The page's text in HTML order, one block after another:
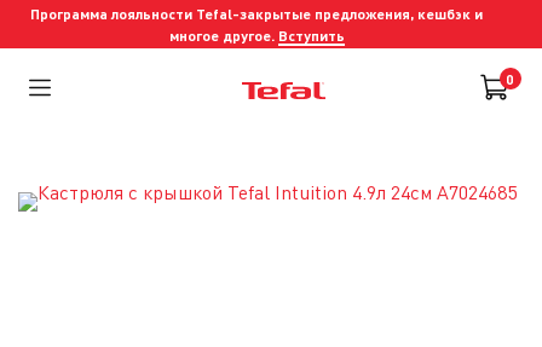
Программа лояльности Tefal-закрытые предложения, кешбэк и
многое другое. Вступить
0